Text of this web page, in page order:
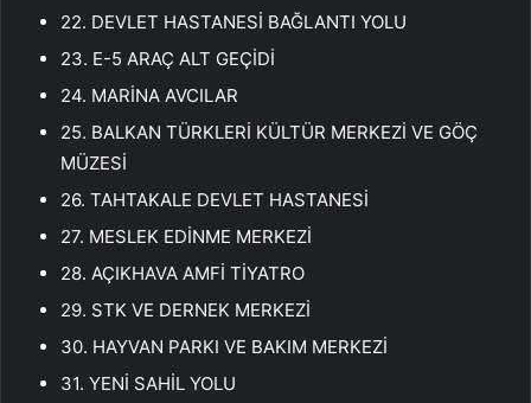
22. DEVLET HASTANESİ BAĞLANTI YOLU
23. E-5 ARAÇ ALT GEÇİDİ
24. MARİNA AVCILAR
25. BALKAN TÜRKLERİ KÜLTÜR MERKEZİ VE GÖÇ
MÜZESİ
26. TAHTAKALE DEVLET HASTANESİ
27. MESLEK EDİNME MERKEZİ
28. AÇIKHAVA AMFİ TİYATRO
29. STK VE DERNEK MERKEZİ
30. HAYVAN PARKI VE BAKIM MERKEZİ
31. YENİ SAHİL YOLU